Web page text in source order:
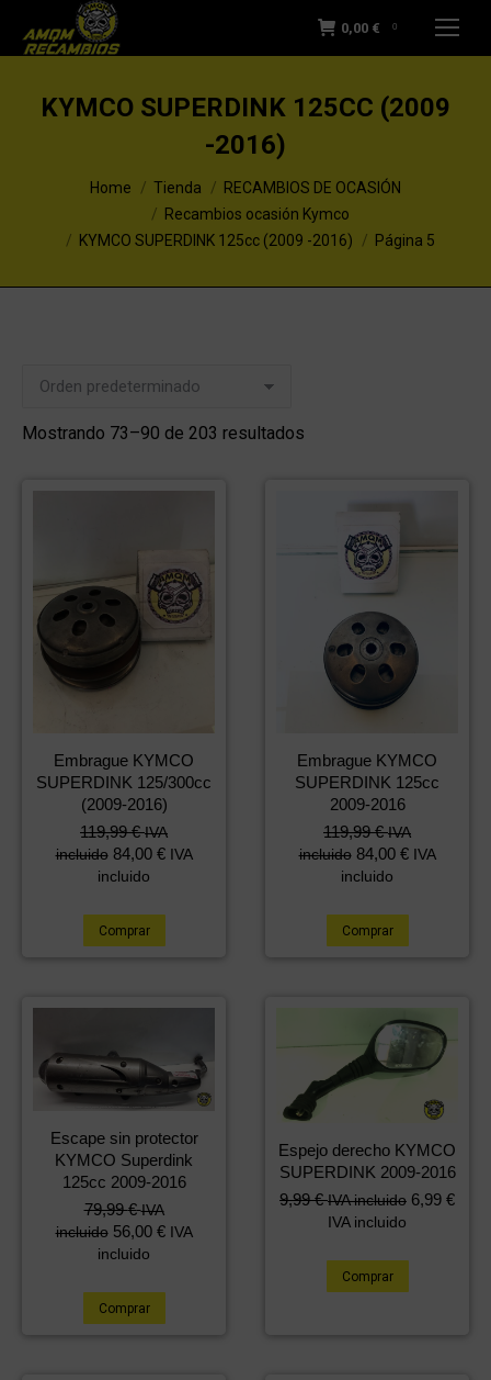
0,00 € 0
KYMCO SUPERDINK 125CC (2009
-2016)
You are here:Home Tienda
RECAMBIOS DE OCASIÓN
Recambios ocasión Kymco
KYMCO SUPERDINK 125cc (2009 -2016)
Página 5
Mostrando 73–90 de 203 resultados
Embrague KYMCO
SUPERDINK 125/300cc
(2009-2016)
119,99€ IVA
incluido 84,00 € IVA
incluido
Comprar
Embrague KYMCO
SUPERDINK 125cc
2009-2016
119,99€ IVA
incluido 84,00 € IVA
incluido
Comprar
Escape sin protector
KYMCO Superdink
125cc 2009-2016
79,99€ IVA
incluido 56,00 € IVA
incluido
Comprar
Espejo derecho KYMCO
SUPERDINK 2009-2016
9,99€ IVA incluido 6,99 €
IVA incluido
Comprar